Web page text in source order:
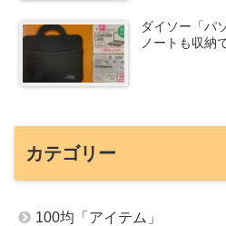
ダイソー「パ
ノートも収納
カテゴリー
100均「アイテム」